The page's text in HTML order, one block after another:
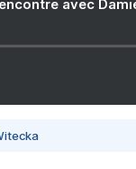
avec